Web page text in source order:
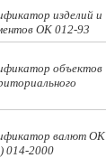
изделий и
ОК 012-93
объектов
валют ОК
014-2000